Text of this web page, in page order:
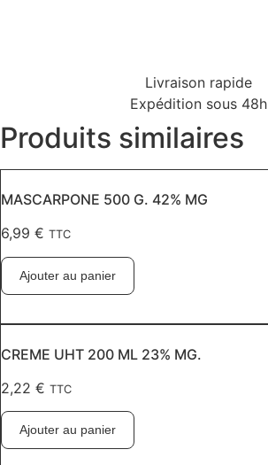
Livraison rapide
Expédition sous 48h
Produits similaires
MASCARPONE 500 G. 42% MG
6,99 € TTC
Ajouter au panier
CREME UHT 200 ML 23% MG.
2,22 € TTC
Ajouter au panier